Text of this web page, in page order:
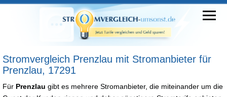
Stromvergleich Prenzlau mit Stromanbieter für
Prenzlau, 17291
Für Prenzlau gibt es mehrere Stromanbieter, die miteinander um die